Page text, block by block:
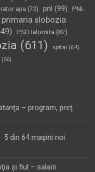
apa (72) pnl (99)
PNL
primaria slobozia
PSD Ialomita (82)
(611) spital (64)
(56)
– program, preţ
5 din 64 maşini noi
şi fiul – salarii